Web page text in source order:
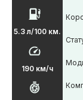
5.3 л/100 км.
190 км/ч